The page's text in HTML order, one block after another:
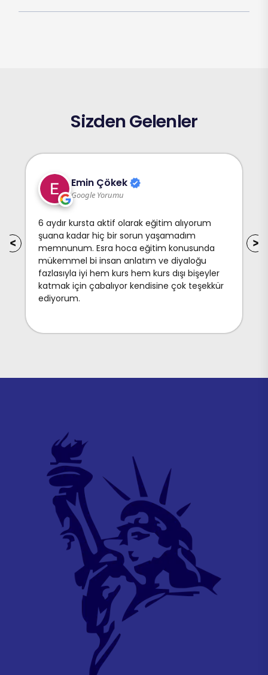
Sizden Gelenler
Emin Çökek
Google Yorumu
6 aydır kursta aktif olarak eğitim alıyorum
şuana kadar hiç bir sorun yaşamadım
memnunum. Esra hoca eğitim konusunda
mükemmel bi insan anlatım ve diyaloğu
fazlasıyla iyi hem kurs hem kurs dışı bişeyler
katmak için çabalıyor kendisine çok teşekkür
ediyorum.